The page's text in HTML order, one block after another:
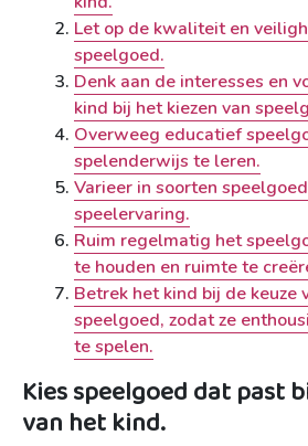
Let op de kwaliteit en
speelgoed.
Denk aan de interesses en
kind bij het kiezen van
Overweeg educatief
spelenderwijs te leren.
Varieer in soorten
speelervaring.
Ruim regelmatig het
te houden en ruimte te
Betrek het kind bij de keuze
speelgoed, zodat ze
te spelen.
Kies speelgoed dat past
van het kind.